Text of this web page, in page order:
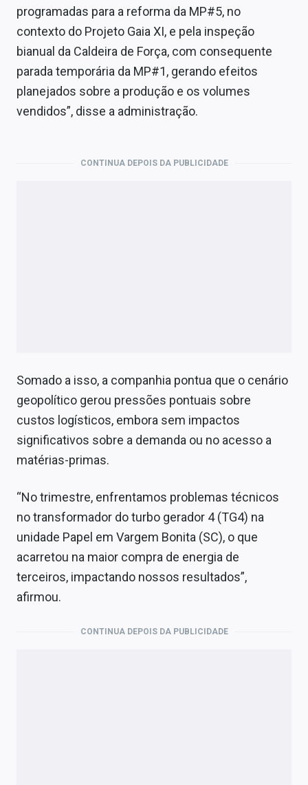
programadas para a reforma da MP#5, no
contexto do Projeto Gaia XI, e pela inspeção
bianual da Caldeira de Força, com consequente
parada temporária da MP#1, gerando efeitos
planejados sobre a produção e os volumes
vendidos”, disse a administração.
CONTINUA DEPOIS DA PUBLICIDADE
Somado a isso, a companhia pontua que o cenário
geopolítico gerou pressões pontuais sobre
custos logísticos, embora sem impactos
significativos sobre a demanda ou no acesso a
matérias-primas.
“No trimestre, enfrentamos problemas técnicos
no transformador do turbo gerador 4 (TG4) na
unidade Papel em Vargem Bonita (SC), o que
acarretou na maior compra de energia de
terceiros, impactando nossos resultados”,
afirmou.
CONTINUA DEPOIS DA PUBLICIDADE